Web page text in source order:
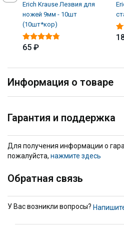
Erich Krause Лезвия для
ножей 9мм - 10шт
(10шт*кор)
65 ₽
Информация о товаре
Гарантия и поддержка
Для получения информации о
пожалуйста, нажмите здесь
Обратная связь
У Вас возникли вопросы?